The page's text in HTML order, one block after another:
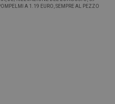
A 1.19 EURO, SEMPRE AL PEZZO